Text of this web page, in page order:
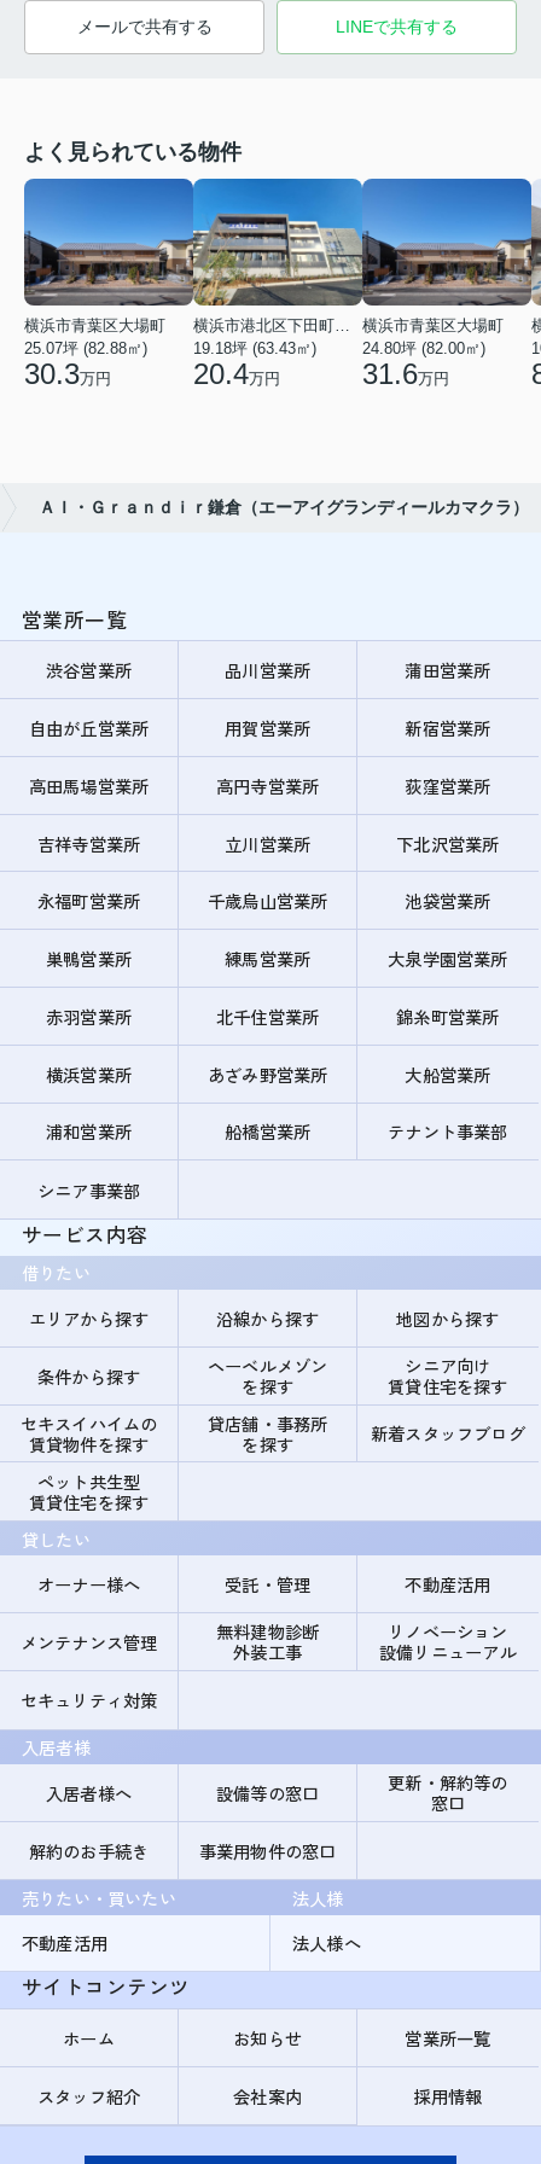
メールで共有する LINEで共有する
よく見られている物件
横浜市青葉区大場町
25.07坪 (82.88㎡)
30.3万円
19.18坪 (63.43㎡)
20.4万円
横浜市青葉区大場町
24.80坪 (82.00㎡)
31.6万円
ＡＩ・Ｇｒａｎｄｉｒ鎌倉（エーアイグランディールカマクラ）
営業所一覧
渋谷営業所 品川営業所 蒲田営業所
自由が丘営業所 用賀営業所 新宿営業所
高田馬場営業所 高円寺営業所 荻窪営業所
吉祥寺営業所 立川営業所 下北沢営業所
永福町営業所 千歳烏山営業所 池袋営業所
巣鴨営業所 練馬営業所 大泉学園営業所
赤羽営業所 北千住営業所 錦糸町営業所
横浜営業所 あざみ野営業所 大船営業所
浦和営業所 船橋営業所 テナント事業部
シニア事業部
サービス内容
借りたい
エリアから探す
沿線から探す 地図から探す
条件から探す
ヘーベルメゾン
を探す
シニア向け
賃貸住宅を探す
セキスイハイムの
賃貸物件を探す
貸店舗・事務所
を探す
新着スタッフブログ
ペット共生型
賃貸住宅を探す
貸したい
オーナー様へ
受託・管理 不動産活用
メンテナンス管理
無料建物診断
外装工事
リノベーション
設備リニューアル
セキュリティ対策
入居者様
入居者様へ
設備等の窓口
更新・解約等の
窓口
解約のお手続き
事業用物件の窓口
売りたい・買いたい
不動産活用
法人様
法人様へ
サイトコンテンツ
ホーム お知らせ 営業所一覧
スタッフ紹介 会社案内 採用情報